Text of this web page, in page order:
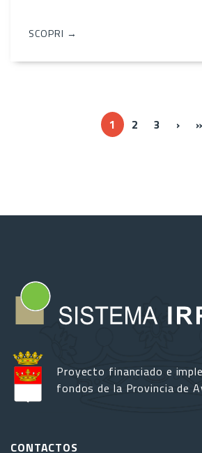
SCOPRI →
1 2 3 ››› »
Proyecto financiado e
fondos de la Provincia de
CONTACTOS